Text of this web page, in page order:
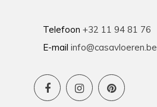
Telefoon +32 11 94 81 76
E-mail info@casavloeren.be